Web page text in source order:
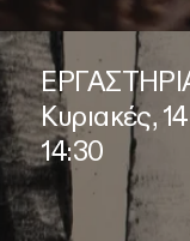
Κυριακές,
14:30